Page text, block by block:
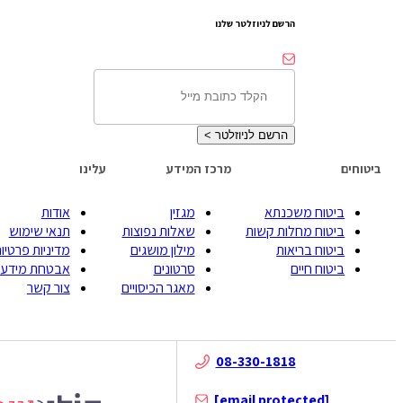
הרשם לניוזלטר שלנו
הרשם לניוזלטר >
ביטוחים
ביטוח משכנתא
ביטוח מחלות קשות
ביטוח בריאות
ביטוח חיים
מרכז המידע
מגזין
שאלות נפוצות
מילון מושגים
סרטונים
מאגר הכיסויים
עלינו
אודות
תנאי שימוש
מדיניות פרטיות
אבטחת מידע
צור קשר
08-330-1818